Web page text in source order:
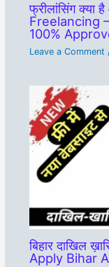
फ्रीलांसिंग
Freelancing
100%
Leave a Comment
बिहार दाखिल
Apply Bihar